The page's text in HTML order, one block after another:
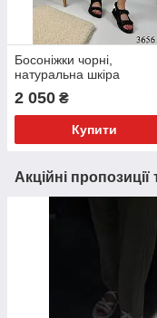
Босоніжки чорні,
натуральна шкіра
2 050 ₴
Купити
Акційні